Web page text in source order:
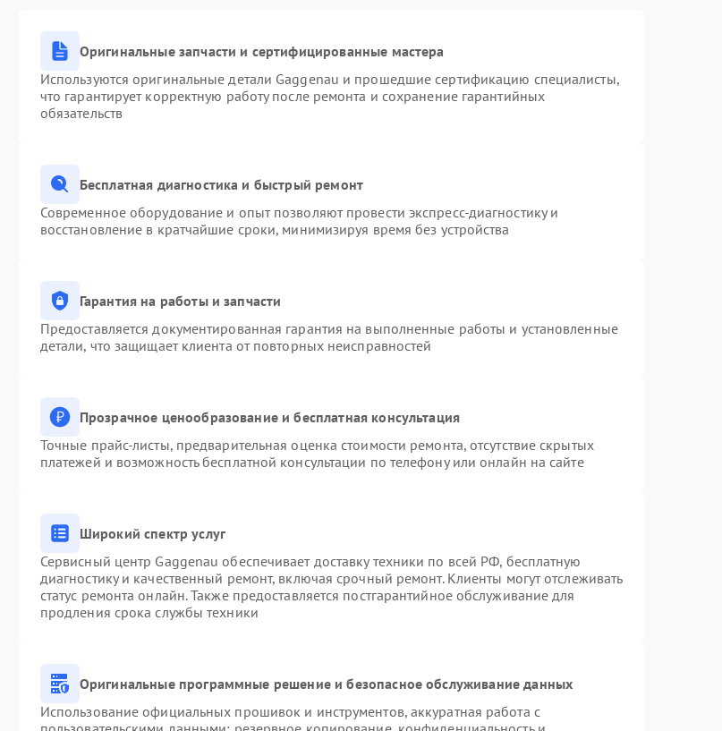
Оригинальные запчасти и сертифицированные мастера
Используются оригинальные детали Gaggenau и прошедшие сертификацию специалисты,
что гарантирует корректную работу после ремонта и сохранение гарантийных
обязательств
Бесплатная диагностика и быстрый ремонт
Современное оборудование и опыт позволяют провести экспресс-диагностику и
восстановление в кратчайшие сроки, минимизируя время без устройства
Гарантия на работы и запчасти
Предоставляется документированная гарантия на выполненные работы и установленные
детали, что защищает клиента от повторных неисправностей
Прозрачное ценообразование и бесплатная консультация
Точные прайс-листы, предварительная оценка стоимости ремонта, отсутствие скрытых
платежей и возможность бесплатной консультации по телефону или онлайн на сайте
Широкий спектр услуг
Сервисный центр Gaggenau обеспечивает доставку техники по всей РФ, бесплатную
диагностику и качественный ремонт, включая срочный ремонт. Клиенты могут отслеживать
статус ремонта онлайн. Также предоставляется постгарантийное обслуживание для
продления срока службы техники
Оригинальные программные решение и безопасное обслуживание данных
Использование официальных прошивок и инструментов, аккуратная работа с